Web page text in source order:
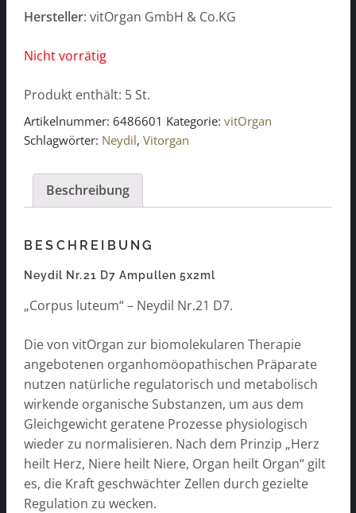
Hersteller: vitOrgan GmbH & Co.KG
Nicht vorrätig
Produkt enthält: 5 St.
Artikelnummer: 6486601 Kategorie: vitOrgan
Schlagwörter: Neydil, Vitorgan
Beschreibung
BESCHREIBUNG
Neydil Nr.21 D7 Ampullen 5x2ml
„Corpus luteum“ – Neydil Nr.21 D7.
Die von vitOrgan zur biomolekularen Therapie
angebotenen organhomöopathischen Präparate
nutzen natürliche regulatorisch und metabolisch
wirkende organische Substanzen, um aus dem
Gleichgewicht geratene Prozesse physiologisch
wieder zu normalisieren. Nach dem Prinzip „Herz
heilt Herz, Niere heilt Niere, Organ heilt Organ“ gilt
es, die Kraft geschwächter Zellen durch gezielte
Regulation zu wecken.